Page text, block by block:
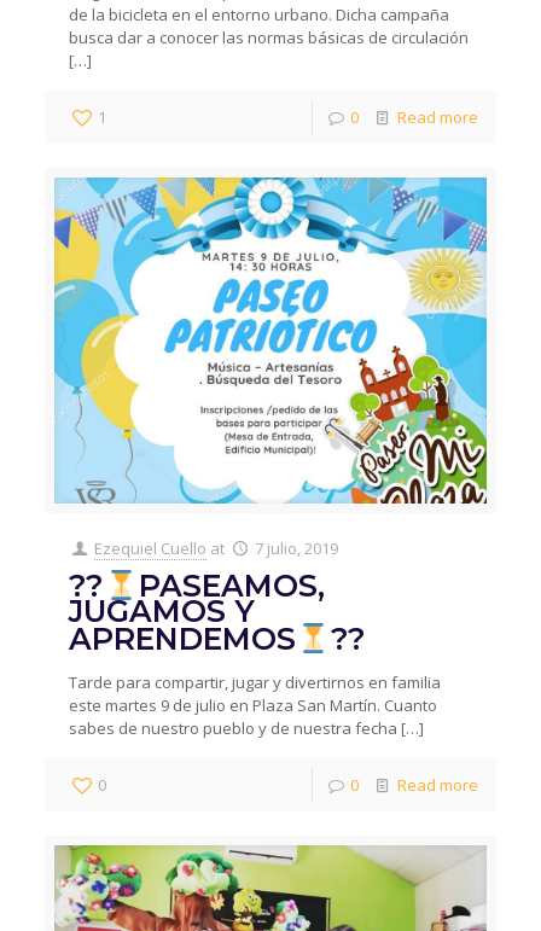
de la bicicleta en el entorno urbano. Dicha campaña
busca dar a conocer las normas básicas de circulación
[…]
1 0 Read more
Ezequiel Cuello at 7 julio, 2019
?? PASEAMOS,
JUGAMOS Y
APRENDEMOS ??
Tarde para compartir, jugar y divertirnos en familia
este martes 9 de julio en Plaza San Martín. Cuanto
sabes de nuestro pueblo y de nuestra fecha […]
0 0 Read more